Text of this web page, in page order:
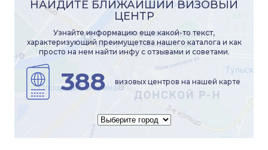
НАЙДИТЕ БЛИЖАЙШИЙ ВИЗОВЫЙ
ЦЕНТР
Узнайте информацию еще какой-то текст,
характеризующий преимущетсва нашего каталога и как
просто на нем найти инфу с отзывами и советами.
388 визовых центров на нашей карте